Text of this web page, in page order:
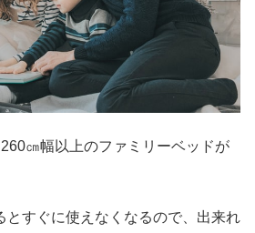
㎝幅以上のファミリーベッドが
とすぐに使えなくなるので、出来れ